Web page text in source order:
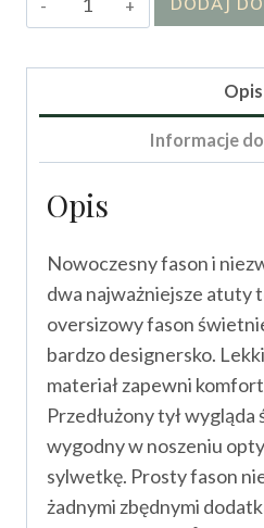
Bluzka
DODAJ
Opis
Informacje
Opis
Nowoczesny fason i
dwa najważniejsze atuty
oversizowy fason
bardzo designersko.
materiał zapewni komfort
Przedłużony tył
wygodny w noszeniu
sylwetkę. Prosty fason
żadnymi zbędnymi